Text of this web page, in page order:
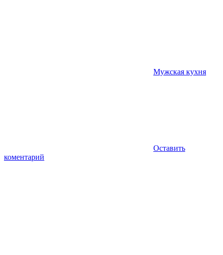
Мужская кухня
Оставить
коментарий